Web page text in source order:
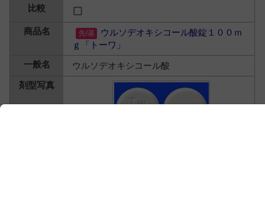
ウルソデオキシコール酸錠１００ｍ
ｇ「トーワ」
ウルソデオキシコール酸